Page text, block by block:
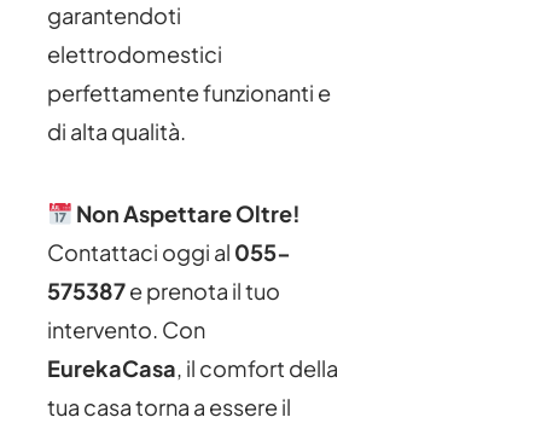
garantendoti
elettrodomestici
perfettamente funzionanti e
di alta qualità.
Non Aspettare Oltre!
Contattaci oggi al 055-
575387e prenota il tuo
intervento. Con
EurekaCasa, il comfort della
tua casa torna a essere il